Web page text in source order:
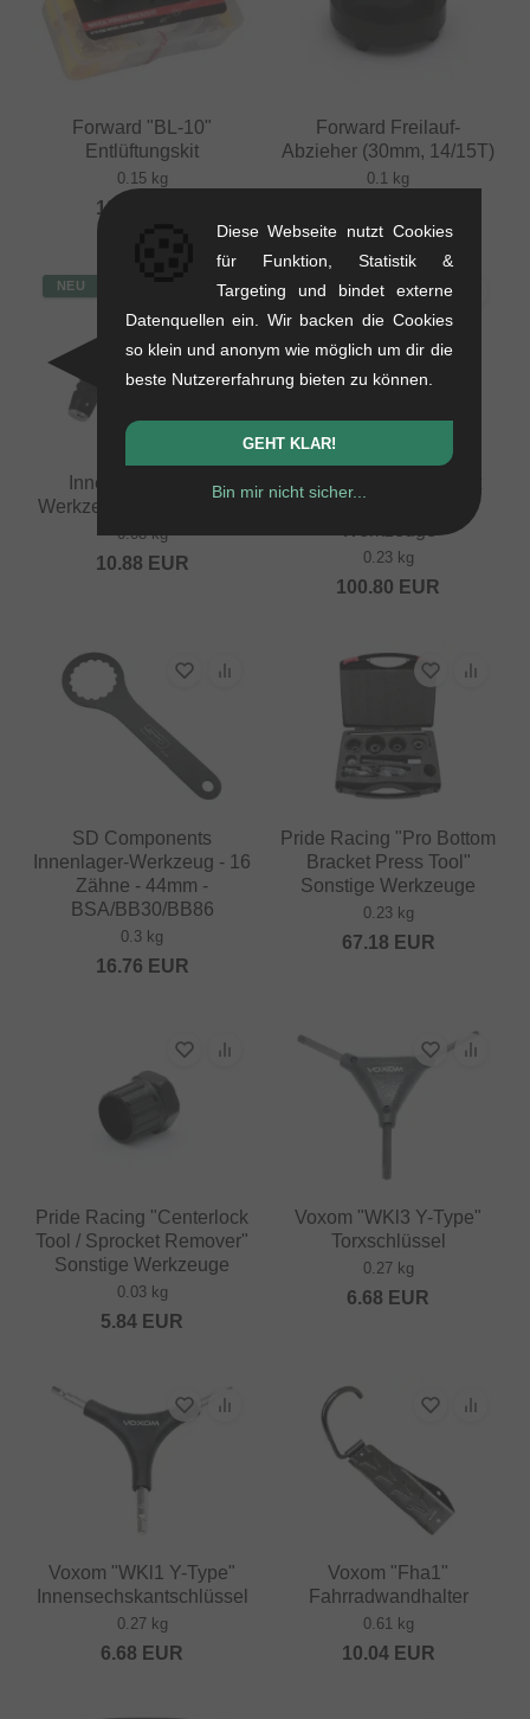
Forward "BL-10"
Entlüftungskit
0.15 kg
19.29
Forward Freilauf-
Abzieher (30mm, 14/15T)
0.1 kg
NEU
Innenverlegungs-
Werkzeug (Guide Cable)
0.08 kg
10.88 EUR
"Disassembly Ratchet
0.23 kg
100.80 EUR
SD Components
Innenlager-Werkzeug - 16
Zähne - 44mm -
BSA/BB30/BB86
0.3 kg
16.76 EUR
Pride Racing "Pro Bottom
Bracket Press Tool"
Sonstige Werkzeuge
0.23 kg
67.18 EUR
Pride Racing "Centerlock
Tool / Sprocket Remover"
Sonstige Werkzeuge
0.03 kg
5.84 EUR
Voxom "WKl3 Y-Type"
Torxschlüssel
0.27 kg
6.68 EUR
Voxom "WKl1 Y-Type"
Innensechskantschlüssel
0.27 kg
6.68 EUR
Voxom "Fha1"
Fahrradwandhalter
0.61 kg
10.04EUR
Diese Webseite nutzt Cookies
für Funktion, Statistik &
Targeting und bindet externe
Datenquellen ein. Wir backen die Cookies
so klein und anonym wie möglich um dir die
beste Nutzererfahrung bieten zu können.
GEHT KLAR!
Bin mir nicht sicher...